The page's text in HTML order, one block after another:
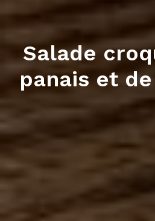
Salade
panais et